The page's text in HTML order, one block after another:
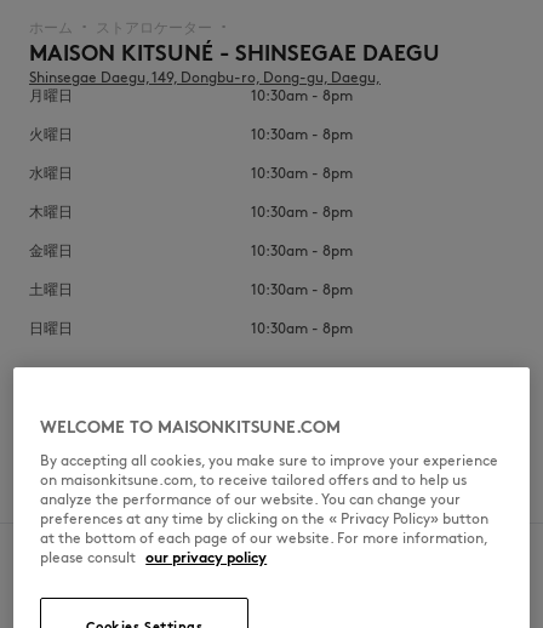
ホーム ▪︎ ストアロケーター ▪︎
MAISON KITSUNÉ - SHINSEGAE DAEGU
Shinsegae Daegu, 149, Dongbu-ro, Dong-gu, Daegu,
月曜日
10:30am - 8pm
火曜日 10:30am - 8pm
水曜日 10:30am - 8pm
木曜日 10:30am - 8pm
金曜日 10:30am - 8pm
土曜日 10:30am - 8pm
日曜日 10:30am - 8pm
韓国語
WELCOME TO MAISONKITSUNE.COM
By accepting all cookies, you make sure to improve your experience
on maisonkitsune.com, to receive tailored offers and to help us
analyze the performance of our website. You can change your
preferences at any time by clicking on the « Privacy Policy» button
at the bottom of each page of our website. For more information,
please consult our privacy policy